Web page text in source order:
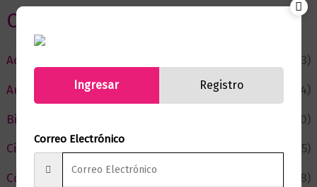
Categorias
Actualidad
(53)
Autor del Mes
(4)
Bienestar
(230)
Ciencia y Conocimiento
(75)
Cómic y Fantasía
(88)
Ingresar Registro
Correo Electrónico